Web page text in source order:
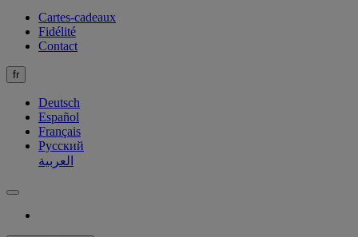
Cartes-cadeaux
Fidélité
Contact
fr
Deutsch
Español
Français
Русский
العربية